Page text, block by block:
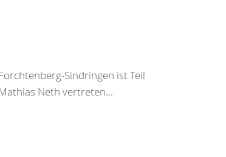
Sindringen ist Teil
Neth vertreten...